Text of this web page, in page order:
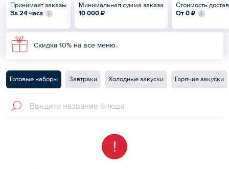
Принимает заказы
За 24 часа
Минимальная сумма заказа
10 000 ₽
Стоимость
От 0 ₽
Скидка 10% на все меню.
Готовые наборы Завтраки Холодные закуски Горячие закуски
!